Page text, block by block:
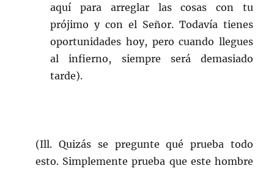
aquí para arreglar las cosas con tu
prójimo y con el Señor. Todavía tienes
oportunidades hoy, pero cuando llegues
al infierno, siempre será demasiado
tarde).
(Ill. Quizás se pregunte qué prueba todo
esto. Simplemente prueba que este hombre